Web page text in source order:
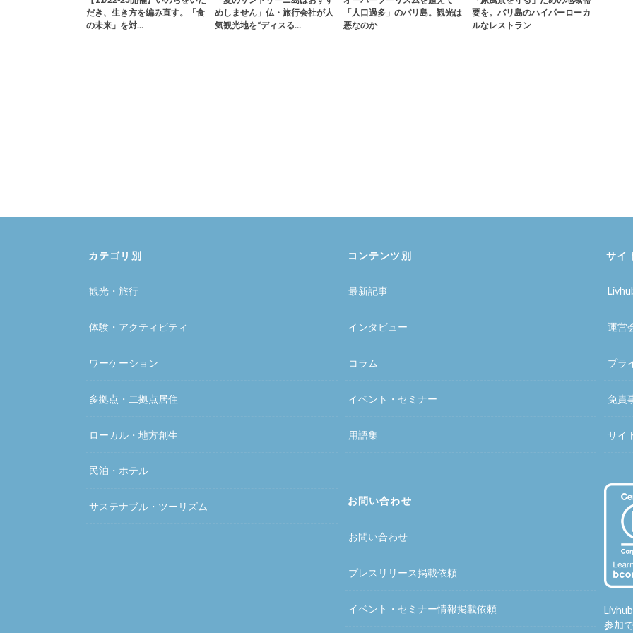
だき、生き方を編み直す。「食
の未来」を対…
めしません」仏・旅行会社が人
気観光地を“ディスる…
「人口過多」のバリ島。観光は
悪なのか
要を。バリ島のハイパーローカ
ルなレストラン
カテゴリ別
観光・旅行
体験・アクティビティ
ワーケーション
多拠点・二拠点居住
ローカル・地方創生
民泊・ホテル
サステナブル・ツーリズム
コンテンツ別
最新記事
インタビュー
コラム
イベント・セミナー
用語集
お問い合わせ
お問い合わせ
プレスリリース掲載依頼
イベント・セミナー情報掲載依頼
サイ
運営
プラ
免責
サイ
参加